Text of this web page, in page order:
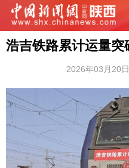
浩吉铁路累计运量突
2026年03月20